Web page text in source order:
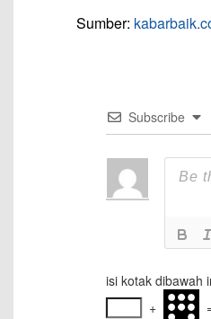
Sumber:
Subscribe
isi kotak dibawah
+